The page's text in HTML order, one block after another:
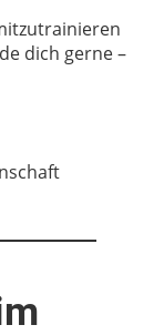
dich gerne –